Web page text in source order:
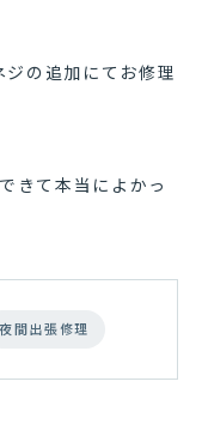
の追加にてお修理
きて本当によかっ
夜間出張修理